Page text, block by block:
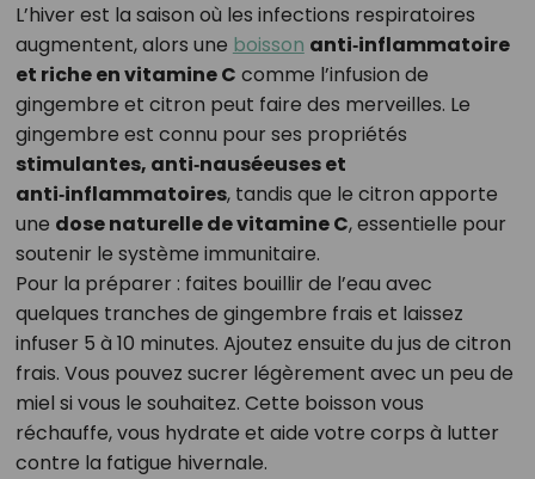
L’hiver est la saison où les infections respiratoires
augmentent, alors une boisson anti‑inflammatoire
et riche en vitamine C comme l’infusion de
gingembre et citron peut faire des merveilles. Le
gingembre est connu pour ses propriétés
stimulantes, anti‑nauséeuses et
anti‑inflammatoires, tandis que le citron apporte
une dose naturelle de vitamine C, essentielle pour
soutenir le système immunitaire.
Pour la préparer : faites bouillir de l’eau avec
quelques tranches de gingembre frais et laissez
infuser 5 à 10 minutes. Ajoutez ensuite du jus de citron
frais. Vous pouvez sucrer légèrement avec un peu de
miel si vous le souhaitez. Cette boisson vous
réchauffe, vous hydrate et aide votre corps à lutter
contre la fatigue hivernale.